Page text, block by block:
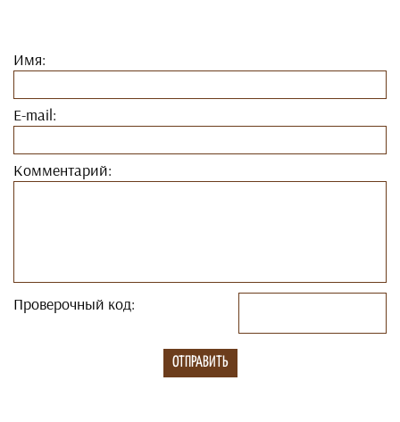
Имя:
E-mail:
Комментарий:
Проверочный код: